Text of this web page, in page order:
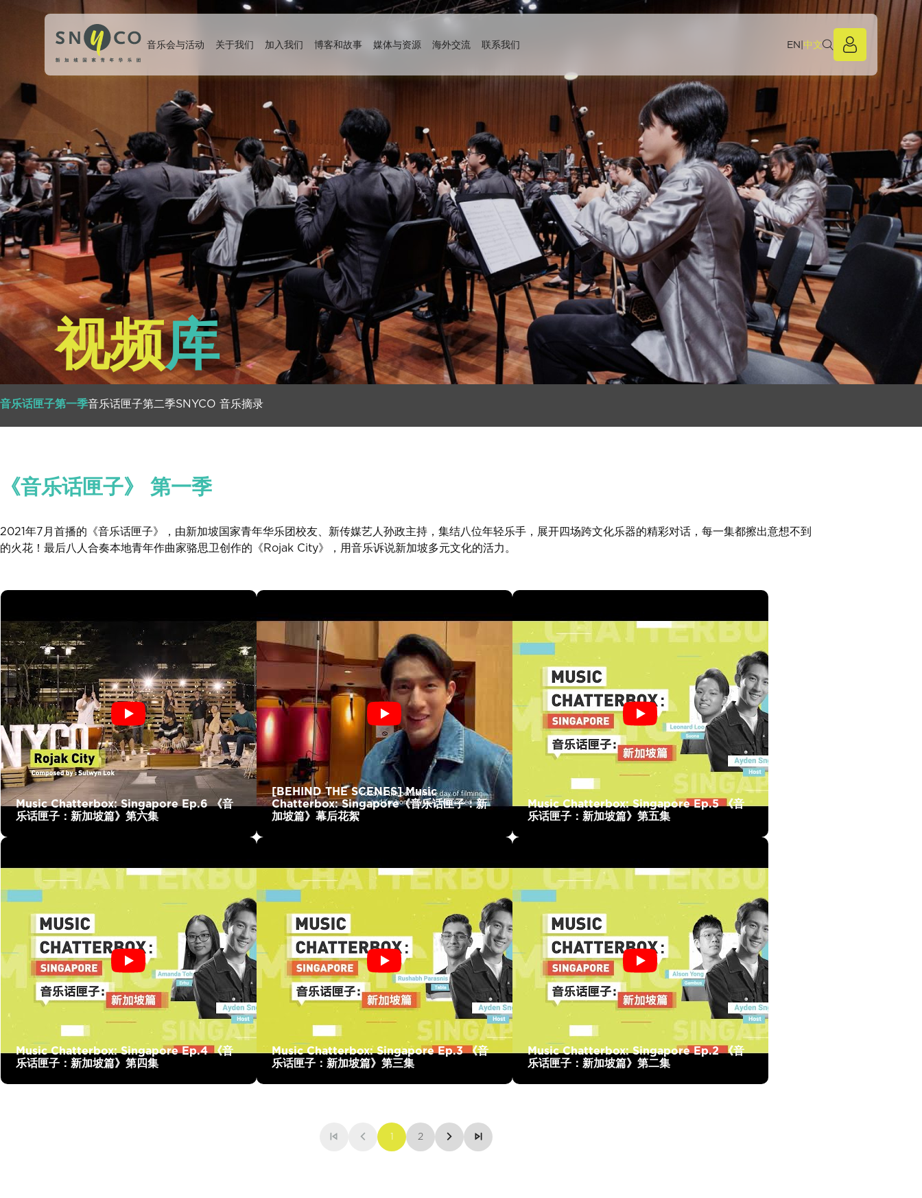
EN|中文 团员专区
音乐会与活动 关于我们 加入我们 博客和故事 媒体与资源 海外交流 联系我们
视频库
音乐话匣子第一季音乐话匣子第二季SNYCO 音乐摘录
《音乐话匣子》 第一季
2021年7月首播的《音乐话匣子》，由新加坡国家青年华乐团校友、新传媒艺人孙政主持，集结八位年轻乐手，展开四场跨文化乐器的精彩对话，每一集都擦出意想不到
的火花！最后八人合奏本地青年作曲家骆思卫创作的《Rojak City》，用音乐诉说新加坡多元文化的活力。
Music Chatterbox: Singapore Ep.6 《音
乐话匣子：新加坡篇》第六集
[BEHIND THE SCENES] Music
Chatterbox: Singapore《音乐话匣子：新
加坡篇》幕后花絮
Music Chatterbox: Singapore Ep.5 《音
乐话匣子：新加坡篇》第五集
Music Chatterbox: Singapore Ep.4 《音
乐话匣子：新加坡篇》第四集
Music Chatterbox: Singapore Ep.3 《音
乐话匣子：新加坡篇》第三集
Music Chatterbox: Singapore Ep.2 《音
乐话匣子：新加坡篇》第二集
1 2